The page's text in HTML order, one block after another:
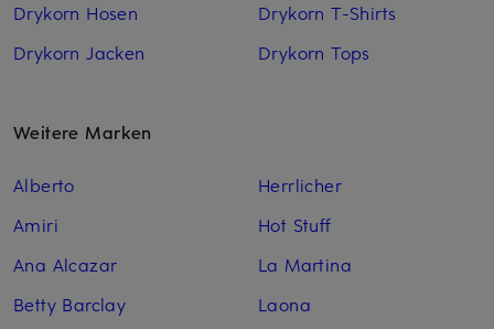
Drykorn Hosen
Drykorn Jacken
Drykorn T-Shirts
Drykorn Tops
Weitere Marken
Alberto
Amiri
Ana Alcazar
Betty Barclay
Herrlicher
Hot Stuff
La Martina
Laona